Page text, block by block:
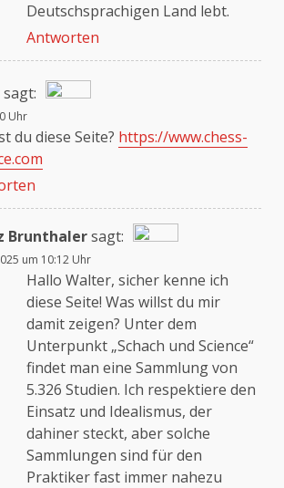
Deutschsprachigen Land lebt.
Antworten
sagt:
Abzeichen!
Uhr
du diese Seite? https://www.chess-
Brunthalersagt:
Person“-Abzeichen!
Spam von CleanTalk
um 10:12 Uhr
Hallo Walter, sicher kenne ich
diese Seite! Was willst du mir
damit zeigen? Unter dem
Unterpunkt „Schach und Science“
findet man eine Sammlung von
5.326 Studien. Ich respektiere den
Einsatz und Idealismus, der
dahiner steckt, aber solche
Sammlungen sind für den
Praktiker fast immer nahezu